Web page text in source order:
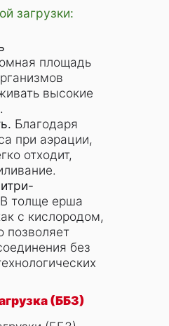
загрузки:
площадь
высокие
Благодаря
при аэрации,
отходит,
В толще ерша
с кислородом,
позволяет
без
(ББЗ)